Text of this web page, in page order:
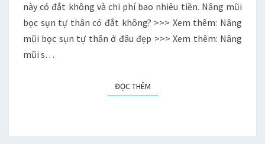
này có đắt không và chi phí bao nhiêu tiền. Nâng mũi
bọc sụn tự thân có đắt không? >>> Xem thêm: Nâng
mũi bọc sụn tự thân ở đâu đẹp >>> Xem thêm: Nâng
mũi s…
ĐỌC THÊMĐỌC THÊM